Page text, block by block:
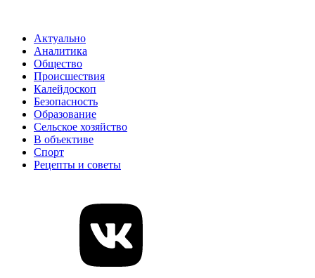
Актуально
Аналитика
Общество
Происшествия
Калейдоскоп
Безопасность
Образование
Сельское хозяйство
В объективе
Спорт
Рецепты и советы